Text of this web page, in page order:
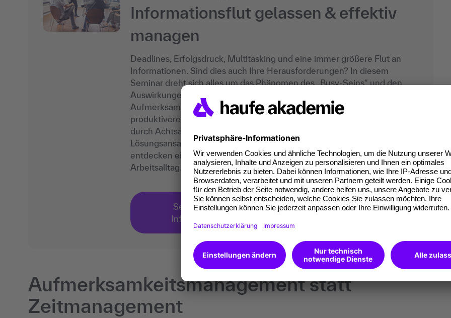
Informationsflut gelassen & effektiv
managen
Deadlines, Erfolgsdruck, Multitasking und eine immer größere Flut an
Informationen. Sind dies auch Ihre Herausforderungen? In diesem
Seminar dreht sich alles um das Phänomen des „Busy-Seins“ und den
Auswirkungen auf unser Stresslevel. Erlangen Sie mehr Fokus durch
Aufmerksamkeitsmanagement – für einen entspannteren und
produktiveren Umgang mit der Infoflut. Stärken Sie Ihre Widerstandskraft
durch Achtsamkeit (MBSR-Konzept). Sie finden Ihren individuellen
Lösungsansatz im Umgang mit herausfordernden Arbeitssituationen,
entdecken eigene Ressourcen und integrieren die Achtsamkeit in Ihren
Arbeitsalltag.
Seminar: Stressmanagement & Achtsamkeit:
Informationsflut gelassen & effektiv managen
Aufmerksamkeitsmanagement statt
Zeitmanagement